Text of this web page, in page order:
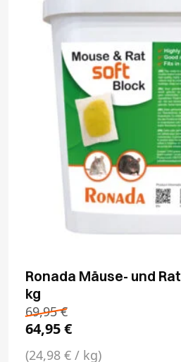
Ronada Mäuse- und
kg
69,95€
64,95€
(24,98 € / kg)